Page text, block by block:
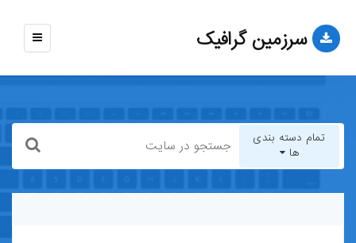
سرزمین گرافیک
نمایش
تمام دسته بندی
ها
تمام دسته بندی ها